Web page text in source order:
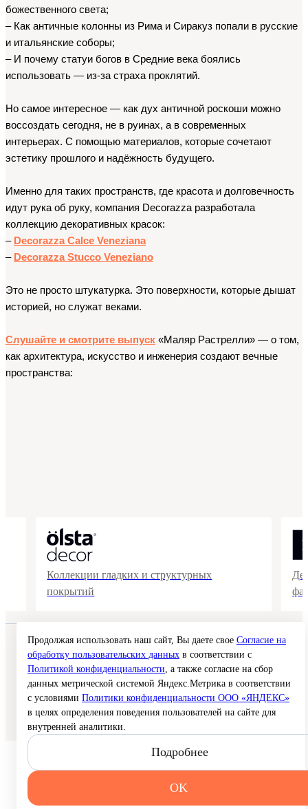
божественного света;
– Как античные колонны из Рима и Сиракуз попали в русские
и итальянские соборы;
– И почему статуи богов в Средние века боялись
использовать — из-за страха проклятий.
Но самое интересное — как дух античной роскоши можно
воссоздать сегодня, не в руинах, а в современных
интерьерах. С помощью материалов, которые сочетают
эстетику прошлого и надёжность будущего.
Именно для таких пространств, где красота и долговечность
идут рука об руку, компания Decorazza разработала
коллекцию декоративных красок:
– Decorazza Calce Veneziana
– Decorazza Stucco Veneziano
Это не просто штукатурка. Это поверхности, которые дышат
историей, но служат веками.
Слушайте и смотрите выпуск «Маляр Растрелли» — о том,
как архитектура, искусство и инженерия создают вечные
пространства:
Коллекции гладких и структурных
покрытий
© 2026 Interra Deco Group
Политика конфиденциальности
Согласие на обработку персональных данных
Публичная оферта
Карта сайта
Создание сайта —
Продолжая использовать наш сайт, Вы даете свое Согласие на
обработку пользовательских данных в соответствии с
Политикой конфиденциальности, а также согласие на сбор
данных метрической системой Яндекс.Метрика в соответствии
с условиями Политики конфиденциальности ООО «ЯНДЕКС»
в целях определения поведения пользователей на сайте для
внутренней аналитики.
Подробнее
OK